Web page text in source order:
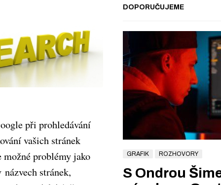
při prohledávání
vašich stránek
možné problémy jako
názvech stránek,
DOPORUČUJEME
GRAFIK ROZHOVORY
S Ondrou